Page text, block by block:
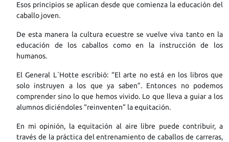
Esos principios se aplican desde que comienza la educación del
caballo joven.
De esta manera la cultura ecuestre se vuelve viva tanto en la
educación de los caballos como en la instrucción de los
humanos.
El General L´Hotte escribió: “El arte no está en los libros que
solo instruyen a los que ya saben”. Entonces no podemos
comprender sino lo que hemos vivido. Lo que lleva a guiar a los
alumnos diciéndoles “reinventen” la equitación.
En mi opinión, la equitación al aire libre puede contribuir, a
través de la práctica del entrenamiento de caballos de carreras,